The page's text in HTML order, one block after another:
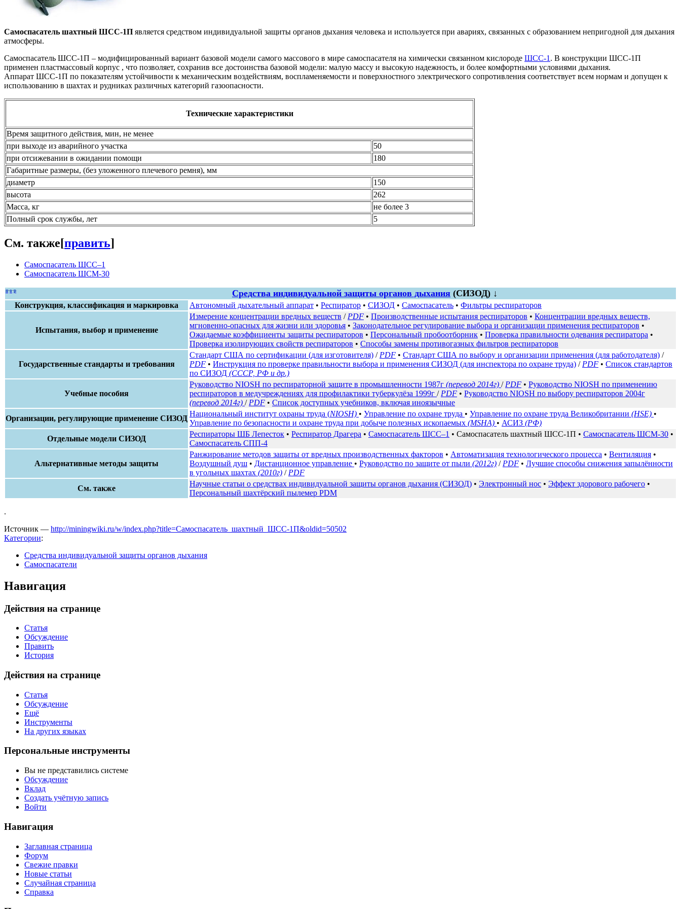
Самоспасатель шахтный ШСС-1П является средством индивидуальной защиты органов дыхания человека и используется при авариях, связанных с образованием непригодной для дыхания
атмосферы.
Самоспасатель ШСС-1П – модифицированный вариант базовой модели самого массового в мире самоспасателя на химически связанном кислороде ШСС-1 . В конструкции ШСС-1П
применен пластмассовый корпус , что позволяет, сохранив все достоинства базовой модели: малую массу и высокую надежность, и более комфортными условиями дыхания.
Аппарат ШСС-1П по показателям устойчивости к механическим воздействиям, воспламеняемости и поверхностного электрического сопротивления соответствует всем нормам и допущен к
использованию в шахтах и рудниках различных категорий газоопасности.
Технические характеристики
Время защитного действия, мин, не менее
при выходе из аварийного участка
50
при отсижевании в ожидании помощи
180
Габаритные размеры, (без уложенного плечевого ремня), мм
диаметр
150
высота
262
Масса, кг
не более 3
Полный срок службы, лет
5
См. также[править]
Самоспасатель ШСС–1
Самоспасатель ШСМ-30
п·о ·р Средства индивидуальной защиты органов дыхания (СИЗОД) ↓
Конструкция, классификация и маркировка Автономный дыхательный аппарат • Респиратор • СИЗОД • Самоспасатель • Фильтры респираторов
Испытания, выбор и применение
Измерение концентрации вредных веществ / PDF • Производственные испытания респираторов • Концентрации вредных веществ,
мгновенно-опасных для жизни или здоровья • Законодательное регулирование выбора и организации применения респираторов •
Ожидаемые коэффициенты защиты респираторов • Персональный пробоотборник • Проверка правильности одевания респиратора •
Проверка изолирующих свойств респираторов • Способы замены противогазных фильтров респираторов
Государственные стандарты и требования
Стандарт США по сертификации (для изготовителя) / PDF • Стандарт США по выбору и организации применения (для работодателя) /
PDF • Инструкция по проверке правильности выбора и применения СИЗОД (для инспектора по охране труда) / PDF • Список стандартов
по СИЗОД (СССР, РФ и др.)
Учебные пособия
Руководство NIOSH по респираторной защите в промышленности 1987г (перевод 2014г) / PDF • Руководство NIOSH по применению
респираторов в медучреждениях для профилактики туберкулёза 1999г / PDF • Руководство NIOSH по выбору респираторов 2004г
(перевод 2014г) / PDF • Список доступных учебников, включая иноязычные
Организации, регулирующие применение СИЗОД
Национальный институт охраны труда (NIOSH) • Управление по охране труда • Управление по охране труда Великобритании (HSE) •
Управление по безопасности и охране труда при добыче полезных ископаемых (MSHA) • АСИЗ (РФ)
Отдельные модели СИЗОД
Респираторы ШБ Лепесток • Респиратор Драгера • Самоспасатель ШСС–1 • Самоспасатель шахтный ШСС-1П • Самоспасатель ШСМ-30 •
Самоспасатель СПП-4
Альтернативные методы защиты
Ранжирование методов защиты от вредных производственных факторов • Автоматизация технологического процесса • Вентиляция •
Воздушный душ • Дистанционное управление • Руководство по защите от пыли (2012г) / PDF • Лучшие способы снижения запылённости
в угольных шахтах (2010г) / PDF
См. также
Научные статьи о средствах индивидуальной защиты органов дыхания (СИЗОД) • Электронный нос • Эффект здорового рабочего •
Персональный шахтёрский пылемер PDM
.
Источник — http://miningwiki.ru/w/index.php?title=Самоспасатель_шахтный_ШСС-1П&oldid=50502
Категории:
Средства индивидуальной защиты органов дыхания
Самоспасатели
Навигация
Действия на странице
Статья
Обсуждение
Править
История
Действия на странице
Статья
Обсуждение
Ещё
Инструменты
На других языках
Персональные инструменты
Вы не представились системе
Обсуждение
Вклад
Создать учётную запись
Войти
Навигация
Заглавная страница
Форум
Свежие правки
Новые статьи
Случайная страница
Справка